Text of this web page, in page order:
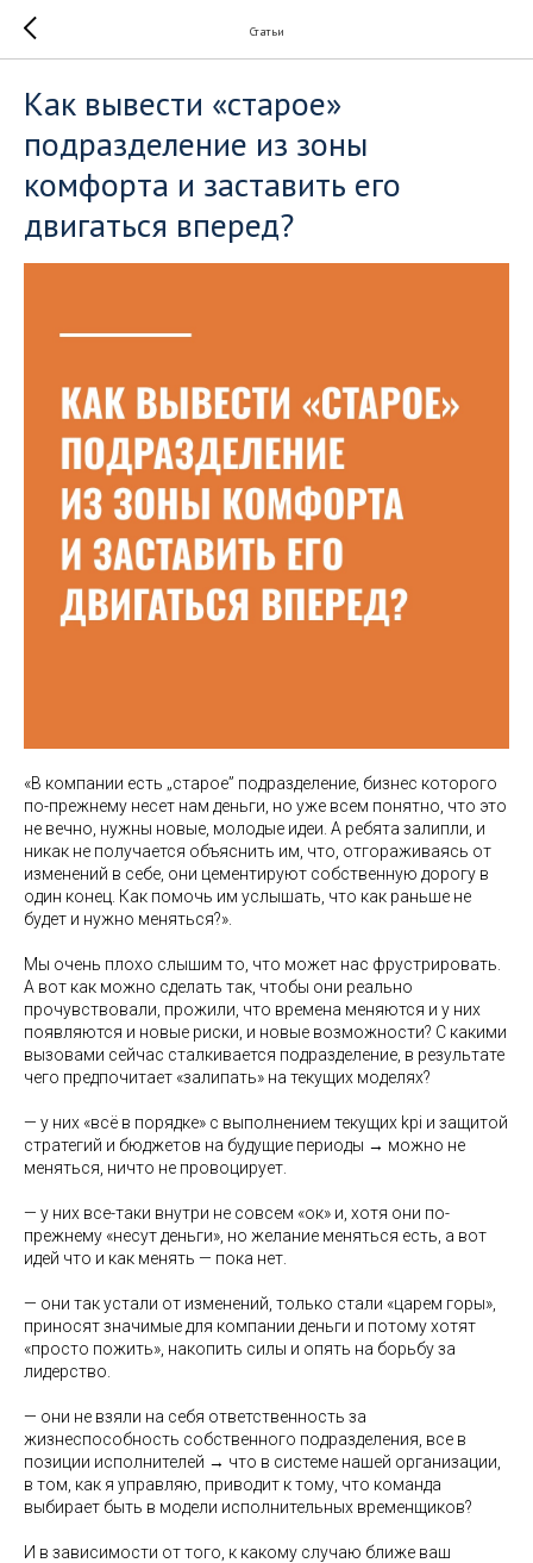
Статьи
Как вывести «старое»
подразделение из зоны
комфорта и заставить его
двигаться вперед?
«В компании есть „старое” подразделение, бизнес которого
по-прежнему несет нам деньги, но уже всем понятно, что это
не вечно, нужны новые, молодые идеи. А ребята залипли, и
никак не получается объяснить им, что, отгораживаясь от
изменений в себе, они цементируют собственную дорогу в
один конец. Как помочь им услышать, что как раньше не
будет и нужно меняться?».
Мы очень плохо слышим то, что может нас фрустрировать.
А вот как можно сделать так, чтобы они реально
прочувствовали, прожили, что времена меняются и у них
появляются и новые риски, и новые возможности? С какими
вызовами сейчас сталкивается подразделение, в результате
чего предпочитает «залипать» на текущих моделях?
— у них «всё в порядке» с выполнением текущих kpi и защитой
стратегий и бюджетов на будущие периоды → можно не
меняться, ничто не провоцирует.
— у них все-таки внутри не совсем «ок» и, хотя они по-
прежнему «несут деньги», но желание меняться есть, а вот
идей что и как менять — пока нет.
— они так устали от изменений, только стали «царем горы»,
приносят значимые для компании деньги и потому хотят
«просто пожить», накопить силы и опять на борьбу за
лидерство.
— они не взяли на себя ответственность за
жизнеспособность собственного подразделения, все в
позиции исполнителей → что в системе нашей организации,
в том, как я управляю, приводит к тому, что команда
выбирает быть в модели исполнительных временщиков?
И в зависимости от того, к какому случаю ближе ваш